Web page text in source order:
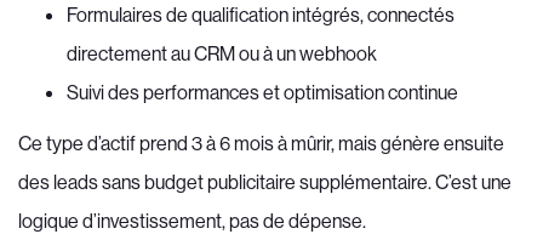
Formulaires de qualification intégrés, connectés
directement au CRM ou à un webhook
Suivi des performances et optimisation continue
Ce type d’actif prend 3 à 6 mois à mûrir, mais génère ensuite
des leads sans budget publicitaire supplémentaire. C’est une
logique d’investissement, pas de dépense.